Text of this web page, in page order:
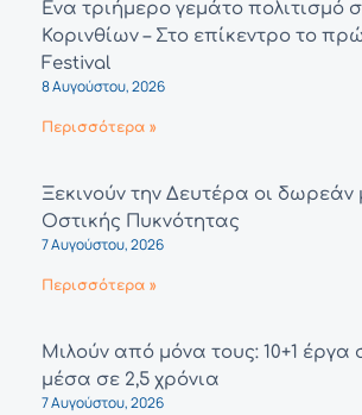
Ένα τριήμερο γεμάτο πολιτισμό
Κορινθίων – Στο επίκεντρο το
Festival
8 Αυγούστου, 2026
Περισσότερα »
Ξεκινούν την Δευτέρα οι δωρεάν
Οστικής Πυκνότητας
7 Αυγούστου, 2026
Περισσότερα »
Μιλούν από μόνα τους: 10+1 έργα
μέσα σε 2,5 χρόνια
7 Αυγούστου, 2026